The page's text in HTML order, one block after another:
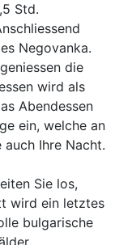
Std.
Negovanka.
die
wird als
Abendessen
ein, welche an
Ihre Nacht.
Sie los,
wird ein letztes
bulgarische